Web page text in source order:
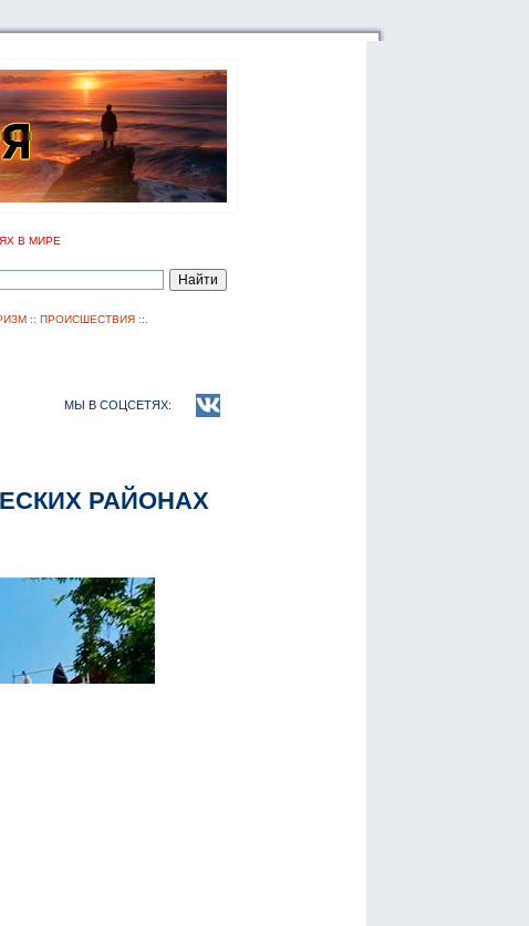
В МИРЕ
:: ПРОИСШЕСТВИЯ ::.
МЫ В СОЦСЕТЯХ:
РАЙОНАХ